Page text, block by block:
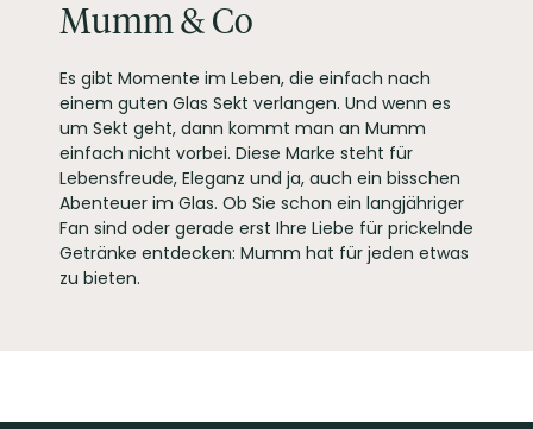
Mumm & Co
Es gibt Momente im Leben, die einfach nach
einem guten Glas Sekt verlangen. Und wenn es
um Sekt geht, dann kommt man an Mumm
einfach nicht vorbei. Diese Marke steht für
Lebensfreude, Eleganz und ja, auch ein bisschen
Abenteuer im Glas. Ob Sie schon ein langjähriger
Fan sind oder gerade erst Ihre Liebe für prickelnde
Getränke entdecken: Mumm hat für jeden etwas
zu bieten.